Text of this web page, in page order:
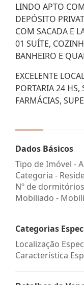
LINDO APTO
DEPÓSITO
COM SACADA E
01 SUÍTE,
BANHEIRO E
EXCELENTE
PORTARIA 24 HS,
FARMÁCIAS,
Dados Básicos
Tipo de Imóvel -
Categoria -
Nº de
Mobiliado -
Categorias
Localização
Característica